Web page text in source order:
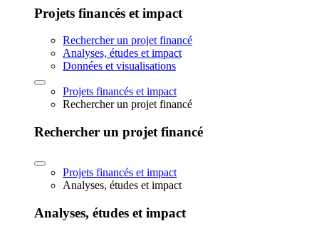
Projets financés et impact
Rechercher un projet financé
Analyses, études et impact
Données et visualisations
Projets financés et impact
Rechercher un projet financé
Rechercher un projet financé
Projets financés et impact
Analyses, études et impact
Analyses, études et impact